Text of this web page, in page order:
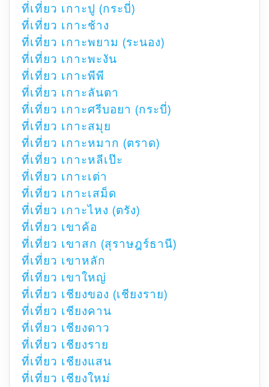
ที่เที่ยว เกาะปู (กระบี่)
ที่เที่ยว เกาะช้าง
ที่เที่ยว เกาะพยาม (ระนอง)
ที่เที่ยว เกาะพะงัน
ที่เที่ยว เกาะพีพี
ที่เที่ยว เกาะลันตา
ที่เที่ยว เกาะศรีบอยา (กระบี่)
ที่เที่ยว เกาะสมุย
ที่เที่ยว เกาะหมาก (ตราด)
ที่เที่ยว เกาะหลีเป๊ะ
ที่เที่ยว เกาะเต่า
ที่เที่ยว เกาะเสม็ด
ที่เที่ยว เกาะไหง (ตรัง)
ที่เที่ยว เขาค้อ
ที่เที่ยว เขาสก (สุราษฎร์ธานี)
ที่เที่ยว เขาหลัก
ที่เที่ยว เขาใหญ่
ที่เที่ยว เชียงของ (เชียงราย)
ที่เที่ยว เชียงคาน
ที่เที่ยว เชียงดาว
ที่เที่ยว เชียงราย
ที่เที่ยว เชียงแสน
ที่เที่ยว เชียงใหม่